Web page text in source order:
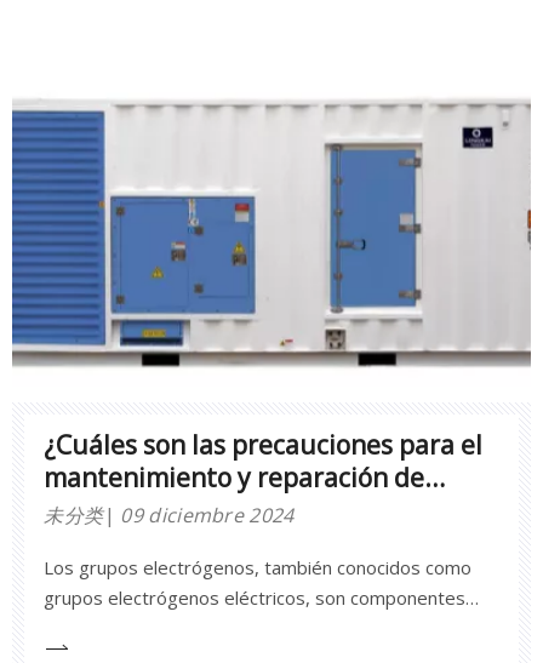
¿Cuáles son las precauciones para el
mantenimiento y reparación de
grupos electrógenos?
未分类 09 diciembre 2024
Los grupos electrógenos, también conocidos como
grupos electrógenos eléctricos, son componentes